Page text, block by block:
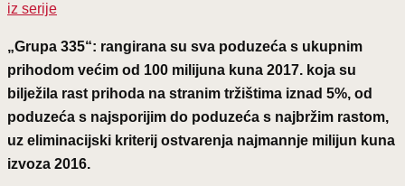
iz serije
„Grupa 335“: rangirana su sva poduzeća s ukupnim
prihodom većim od 100 milijuna kuna 2017. koja su
bilježila rast prihoda na stranim tržištima iznad 5%, od
poduzeća s najsporijim do poduzeća s najbržim rastom,
uz eliminacijski kriterij ostvarenja najmannje milijun kuna
izvoza 2016.